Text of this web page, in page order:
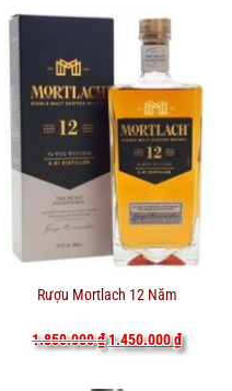
Rượu Mortlach 12 Năm
1.850.000₫Giá
gốc
1.450.000₫Giá
hiện